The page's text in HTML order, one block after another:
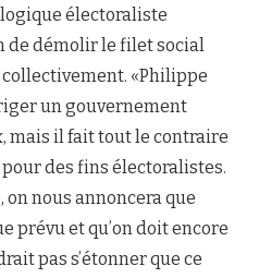
électoraliste
de démolir le filet social
«Philippe
un gouvernement
mais il fait tout le contraire
des fins électoralistes.
on nous annoncera que
prévu et qu’on doit encore
pas s’étonner que ce